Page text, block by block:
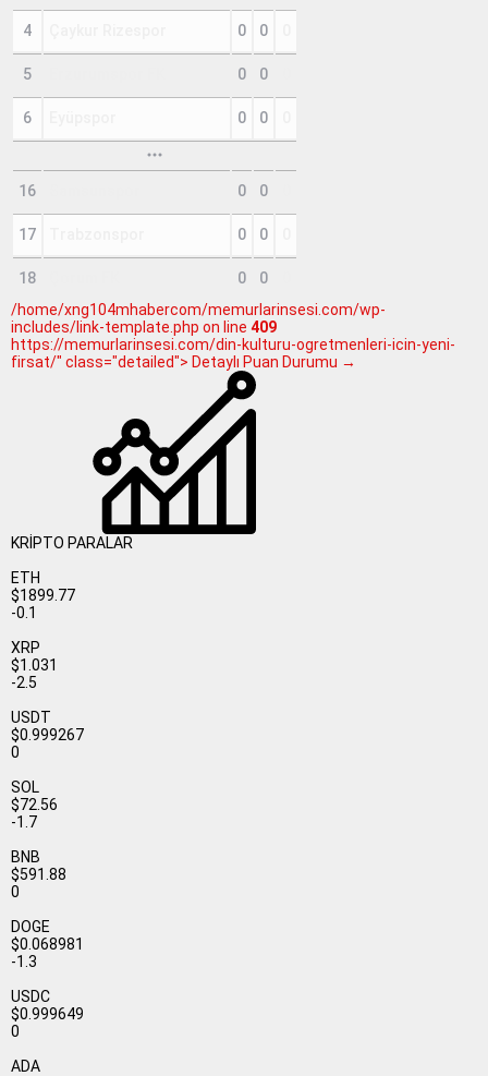
4 0 0
5 0 0
6 0 0
16 0 0
17 0 0
18 0 0
/home/xng104mhabercom/memurlarinsesi.com/wp-
includes/link-template.php on line 409
https://memurlarinsesi.com/din-kulturu-ogretmenleri-icin-yeni-
firsat/" class="detailed"> Detaylı Puan Durumu →
KRİPTO PARALAR
ETH
$1899.77
-0.1
XRP
$1.031
-2.5
USDT
$0.999267
0
SOL
$72.56
-1.7
BNB
$591.88
0
DOGE
$0.068981
-1.3
USDC
$0.999649
0
ADA